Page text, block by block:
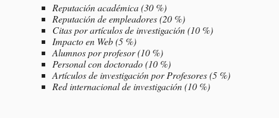
Reputación académica (30 %)
Reputación de empleadores (20 %)
Citas por artículos de investigación (10 %)
Impacto en Web (5 %)
Alumnos por profesor (10 %)
Personal con doctorado (10 %)
Artículos de investigación por Profesores (5 %)
Red internacional de investigación (10 %)